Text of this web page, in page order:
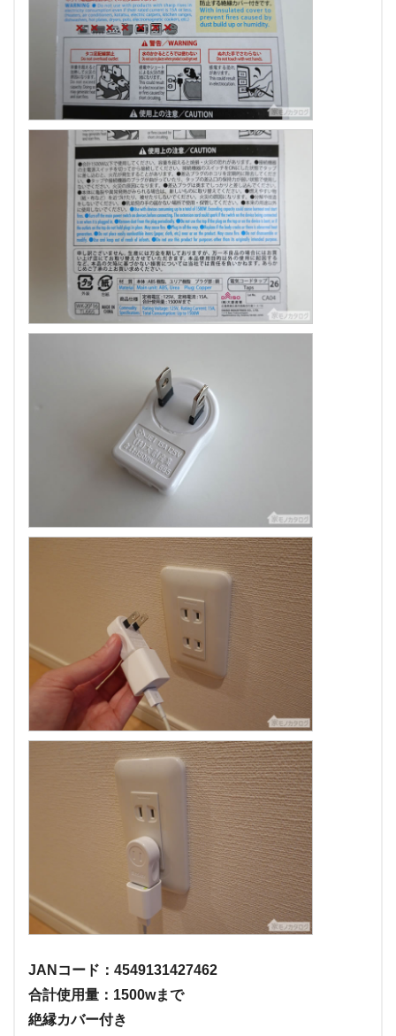
JANコード：4549131427462
合計使用量：1500wまで
絶縁カバー付き